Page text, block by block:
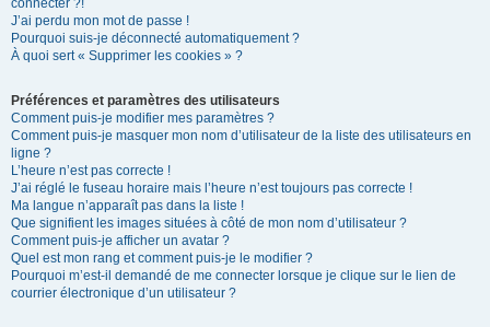
connecter ?!
J’ai perdu mon mot de passe !
Pourquoi suis-je déconnecté automatiquement ?
À quoi sert « Supprimer les cookies » ?
Préférences et paramètres des utilisateurs
Comment puis-je modifier mes paramètres ?
Comment puis-je masquer mon nom d’utilisateur de la liste des utilisateurs en
ligne ?
L’heure n’est pas correcte !
J’ai réglé le fuseau horaire mais l’heure n’est toujours pas correcte !
Ma langue n’apparaît pas dans la liste !
Que signifient les images situées à côté de mon nom d’utilisateur ?
Comment puis-je afficher un avatar ?
Quel est mon rang et comment puis-je le modifier ?
Pourquoi m’est-il demandé de me connecter lorsque je clique sur le lien de
courrier électronique d’un utilisateur ?